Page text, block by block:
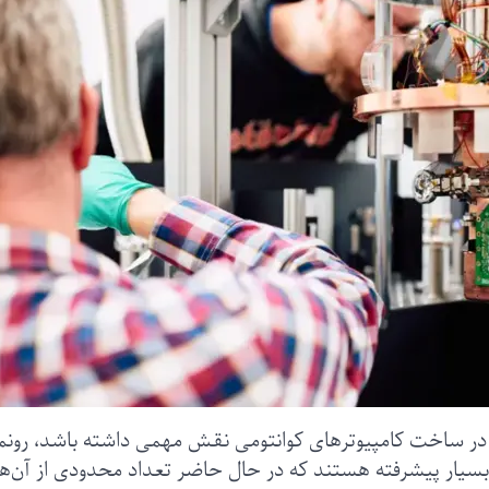
کامپیوترهای کوانتومی نقش مهمی داشته باشد،
پیشرفته هستند که در حال حاضر تعداد محدودی از